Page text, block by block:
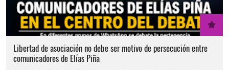
Libertad de asociación no debe ser motivo de persecución entre
comunicadores de Elías Piña